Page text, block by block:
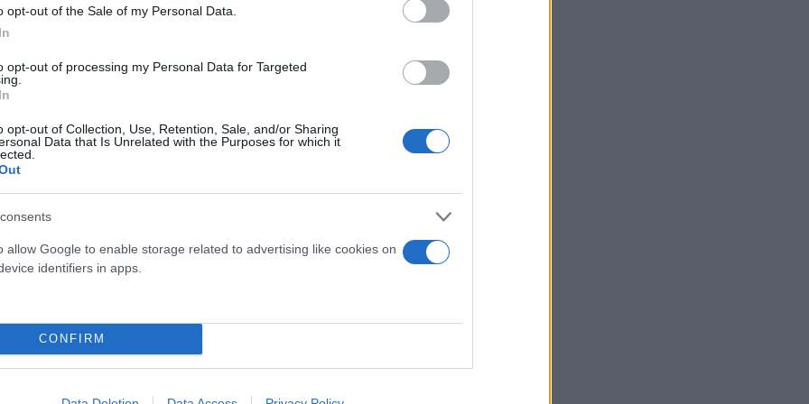
opt-out of the Sale of my Personal Data.
opt-out of processing my Personal Data for Targeted
opt-out of Collection, Use, Retention, Sale, and/or Sharing
Data that Is Unrelated with the Purposes for which it
allow Google to enable storage related to advertising like cookies on
identifiers in apps.
CONFIRM
ο Όμιλος θα προχωρήσει στη δημοσίευση της Έκθεσης για
στόχους. Η πρωτοβουλία αυτή υπογραμμίζει τη
και βιώσιμης ανάπτυξης, με μακροπρόθεσμο